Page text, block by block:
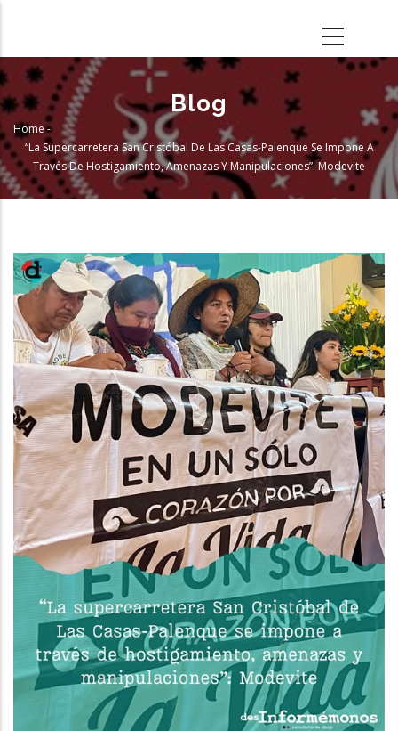
main
content
Blog
Breadcrumb
Home -
“La Supercarretera San Cristóbal De Las Casas-Palenque Se Impone A
Través De Hostigamiento, Amenazas Y Manipulaciones”: Modevite